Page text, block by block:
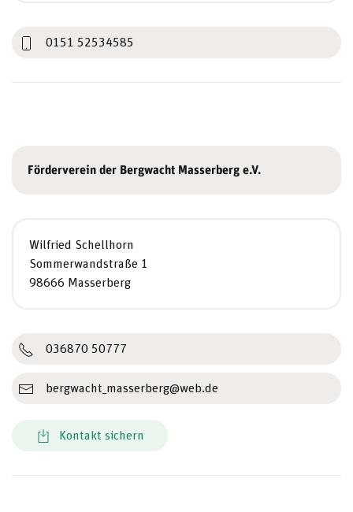
0151 52534585
Förderverein der Bergwacht Masserberg e.V.
Wilfried Schellhorn
Sommerwandstraße 1
98666 Masserberg
036870 50777
bergwacht_masserberg@web.de
Kontakt sichern